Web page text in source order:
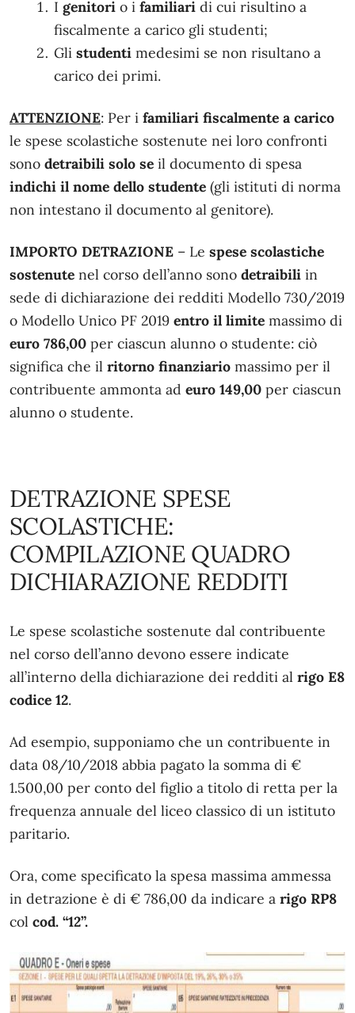
I genitori o i familiari di cui risultino a
fiscalmente a carico gli studenti;
Gli studenti medesimi se non risultano a
carico dei primi.
ATTENZIONE: Per i familiari fiscalmente a carico
le spese scolastiche sostenute nei loro confronti
sono detraibili solo se il documento di spesa
indichi il nome dello studente (gli istituti di norma
non intestano il documento al genitore).
IMPORTO DETRAZIONE – Le spese scolastiche
sostenute nel corso dell’anno sono detraibili in
sede di dichiarazione dei redditi Modello 730/2019
o Modello Unico PF 2019 entro il limite massimo di
euro 786,00 per ciascun alunno o studente: ciò
significa che il ritorno finanziario massimo per il
contribuente ammonta ad euro 149,00 per ciascun
alunno o studente.
DETRAZIONE SPESE
SCOLASTICHE:
COMPILAZIONE QUADRO
DICHIARAZIONE REDDITI
Le spese scolastiche sostenute dal contribuente
nel corso dell’anno devono essere indicate
all’interno della dichiarazione dei redditi al rigo E8
codice 12.
Ad esempio, supponiamo che un contribuente in
data 08/10/2018 abbia pagato la somma di €
1.500,00 per conto del figlio a titolo di retta per la
frequenza annuale del liceo classico di un istituto
paritario.
Ora, come specificato la spesa massima ammessa
in detrazione è di € 786,00 da indicare a rigo RP8
col cod. “12”.